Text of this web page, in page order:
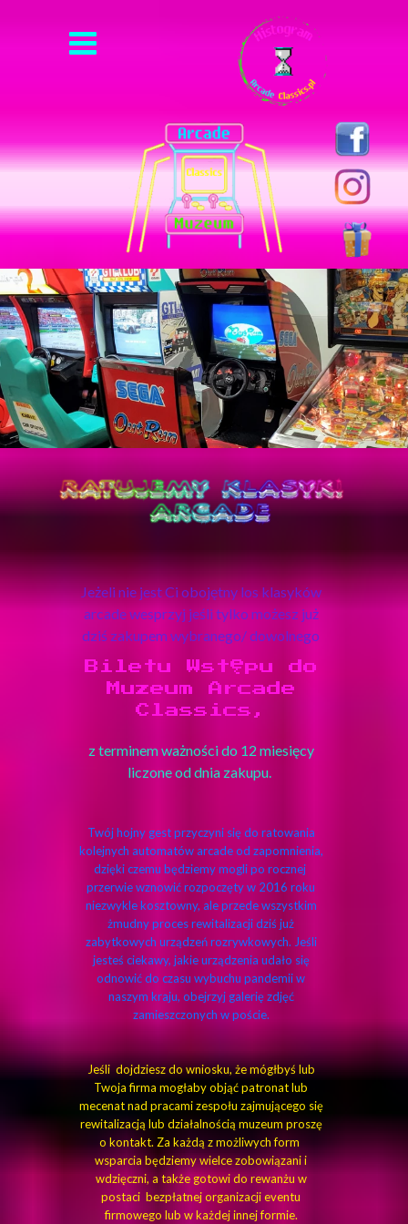
Jeżeli nie jest Ci obojętny los klasyków
arcade wesprzyj jeśli tylko możesz już
dziś zakupem wybranego/ dowolnego
Biletu Wstępu do
Muzeum Arcade
Classics,
z terminem ważności do 12 miesięcy
liczone od dnia zakupu.
Twój hojny gest przyczyni się do ratowania
kolejnych automatów arcade od zapomnienia,
dzięki czemu będziemy mogli po rocznej
przerwie wznowić rozpoczęty w 2016 roku
niezwykle kosztowny, ale przede wszystkim
żmudny proces rewitalizacji dziś już
zabytkowych urządzeń rozrywkowych. Jeśli
jesteś ciekawy, jakie urządzenia udało się
odnowić do czasu wybuchu pandemii w
naszym kraju, obejrzyj galerię zdjęć
zamieszczonych w poście.
Jeśli dojdziesz do wniosku, że mógłbyś lub
Twoja firma mogłaby objąć patronat lub
mecenat nad pracami zespołu zajmującego się
rewitalizacją lub działalnością muzeum proszę
o kontakt. Za każdą z możliwych form
wsparcia będziemy wielce zobowiązani i
wdzięczni, a także gotowi do rewanżu w
postaci bezpłatnej organizacji eventu
firmowego lub w każdej innej formie.